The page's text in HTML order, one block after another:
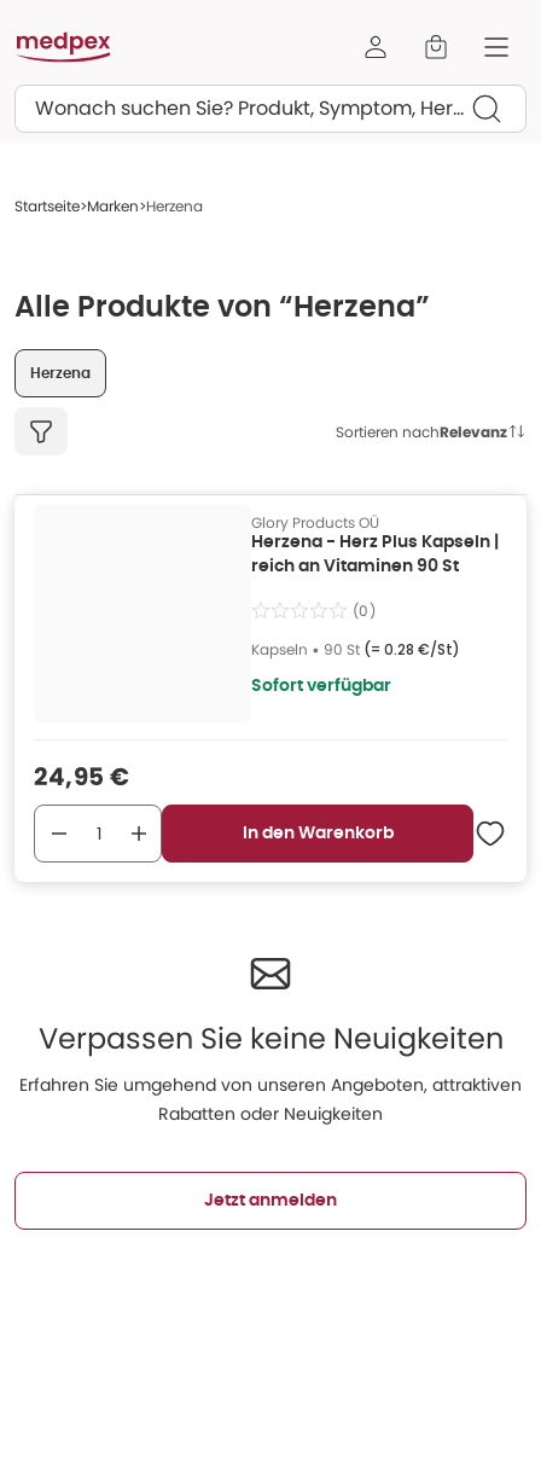
Suchen
Startseite Marken Herzena
Alle Produkte von “Herzena”
Herzena
Sortieren nachRelevanz
Glory Products OÜ
Herzena - Herz Plus Kapseln |
reich an Vitaminen 90 St
(0)
Kapseln • 90 St (= 0.28 €/St)
Sofort verfügbar
Verkaufspreis
24,95 €
In den Warenkorb
Verpassen Sie keine Neuigkeiten
Erfahren Sie umgehend von unseren Angeboten, attraktiven
Rabatten oder Neuigkeiten
Jetzt anmelden